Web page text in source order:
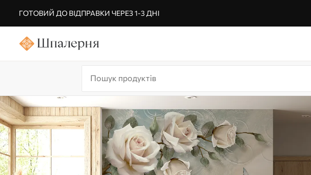
ГОТОВИЙ ДО ВІДПРАВКИ ЧЕРЕЗ 1-3 ДНІ